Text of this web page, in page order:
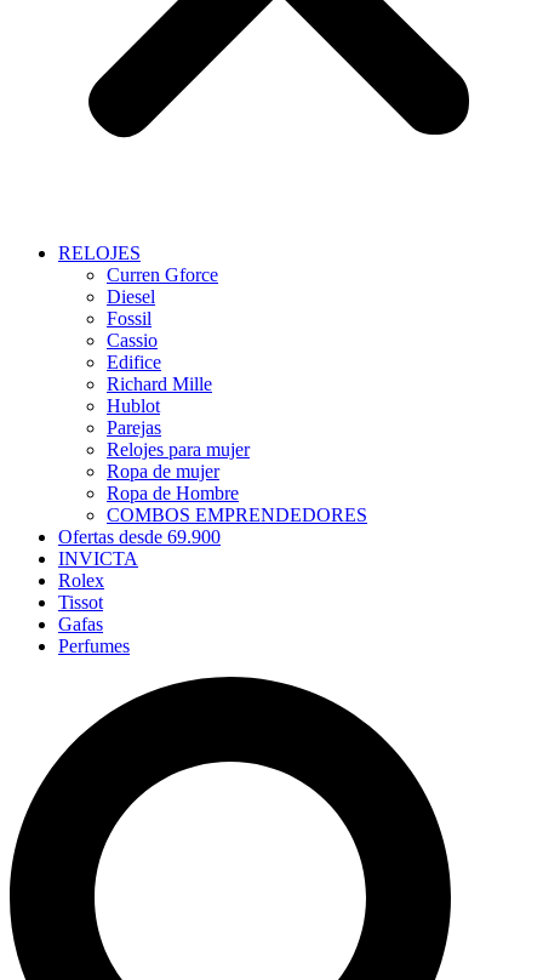
RELOJES
Curren Gforce
Diesel
Fossil
Cassio
Edifice
Richard Mille
Hublot
Parejas
Relojes para mujer
Ropa de mujer
Ropa de Hombre
COMBOS EMPRENDEDORES
Ofertas desde 69.900
INVICTA
Rolex
Tissot
Gafas
Perfumes